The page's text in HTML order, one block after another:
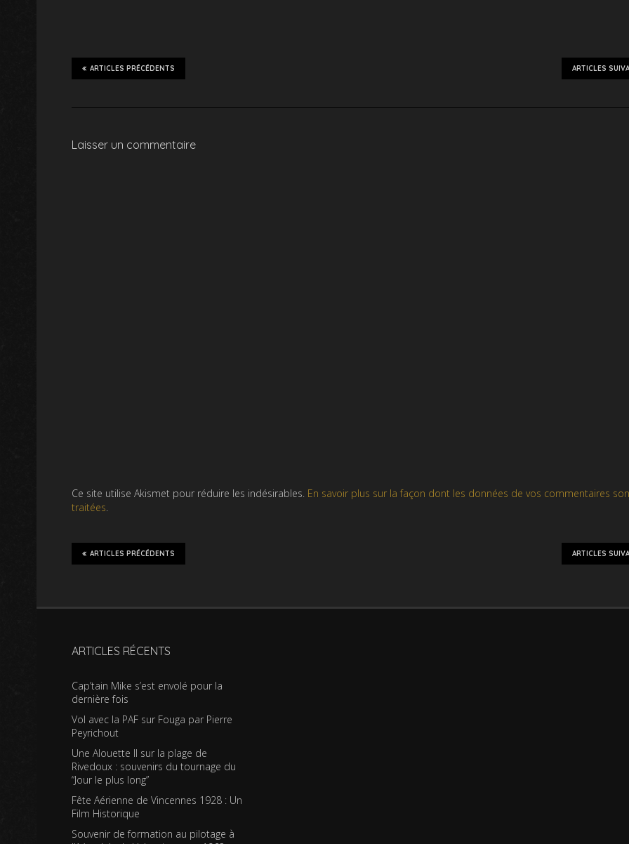
ARTICLES
ARTICLES PRÉCÉDENTS
Laisser un commentaire
Ce site utilise Akismet pour réduire les indésirables. En savoir plus sur la façon dont les données de vos commentaires
traitées.
ARTICLES
ARTICLES PRÉCÉDENTS
ARTICLES RÉCENTS
Cap’tain Mike s’est envolé pour la
dernière fois
Vol avec la PAF sur Fouga par Pierre
Peyrichout
Une Alouette II sur la plage de
Rivedoux : souvenirs du tournage du
“Jour le plus long”
Fête Aérienne de Vincennes 1928 : Un
Film Historique
Souvenir de formation au pilotage à